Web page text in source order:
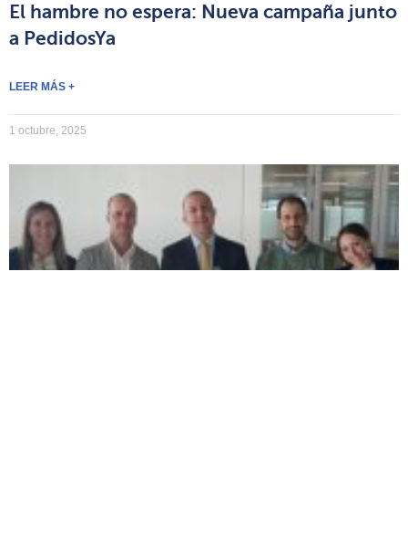
El hambre no espera: Nueva campaña junto
a PedidosYa
LEER MÁS +
1 octubre, 2025